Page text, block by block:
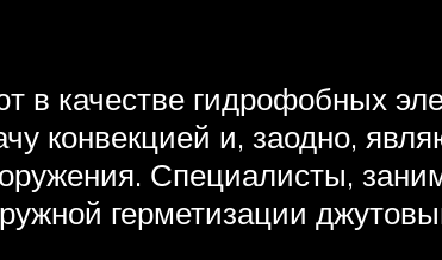
в качестве гидрофобных
конвекцией и, заодно,
Специалисты,
герметизации